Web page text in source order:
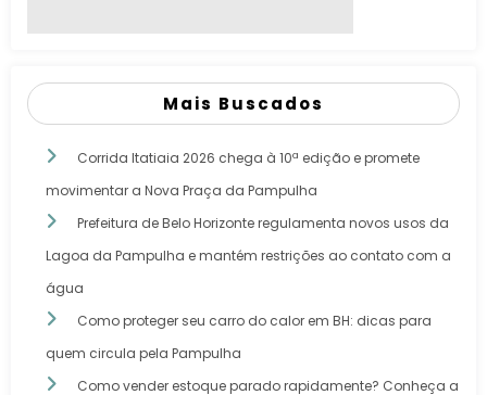
Mais Buscados
Corrida Itatiaia 2026 chega à 10ª edição e promete
movimentar a Nova Praça da Pampulha
Prefeitura de Belo Horizonte regulamenta novos usos da
Lagoa da Pampulha e mantém restrições ao contato com a
água
Como proteger seu carro do calor em BH: dicas para
quem circula pela Pampulha
Como vender estoque parado rapidamente? Conheça a